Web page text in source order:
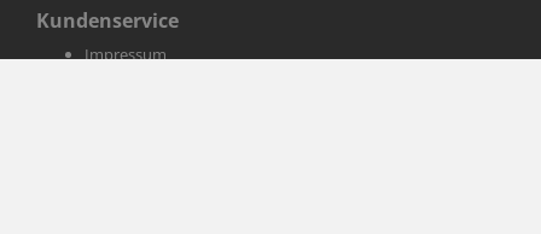
Kundenservice
Impressum